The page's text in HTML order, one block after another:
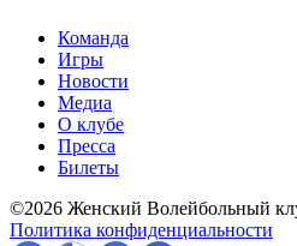
Команда
Игры
Новости
Медиа
О клубе
Пресса
Билеты
©2026 Женский Волейбольный
Политика конфиденциальности